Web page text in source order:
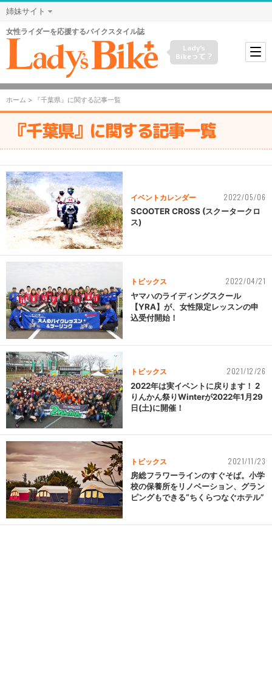
姉妹サイト
女性ライダーを応援するバイクスタイル誌
Lady's
Bikeって？
ホーム > 『千葉県』に関する記事一覧
『千葉県』に関する記事一覧
イベントカレンダー 2022/05/06
SCOOTER CROSS (スクータークロ
ス)
トピックス 2022/04/21
ヤマハのライディングスクール
【YRA】が、女性限定レッスンの申
込受付開始！
トピックス 2021/12/26
2022年は実イベントに戻ります！ 2
りんかん祭りWinterが2022年1月29
日(土)に開催！
トピックス 2021/11/23
房総フラワーラインのすぐそば。小学
校の保養所をリノベーション、グラン
ピングもできる“ちくらつなぐホテル”